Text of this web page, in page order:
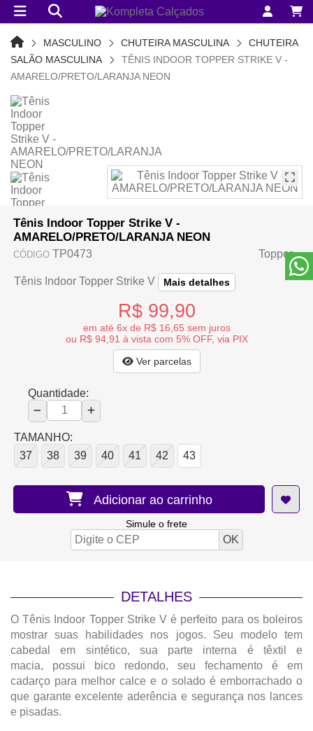
MASCULINO CHUTEIRA MASCULINA
CHUTEIRA
SALÃO MASCULINA
TÊNIS INDOOR TOPPER STRIKE V -
AMARELO/PRETO/LARANJA NEON
Tênis Indoor Topper Strike V -
AMARELO/PRETO/LARANJA NEON
CÓDIGO TP0473 Topper
Tênis Indoor Topper Strike V Mais detalhes
R$ 99,90
em até 6x de R$ 16,65 sem juros
ou R$ 94,91 à vista com 5% OFF, via PIX
Ver parcelas
Quantidade:
TAMANHO:
37
38 39 40 41 42 43
Adicionar ao carrinho
Simule o frete
DETALHES
O Tênis Indoor Topper Strike V é perfeito para os boleiros
mostrar suas habilidades nos jogos. Seu modelo tem
cabedal em sintético, sua parte interna é têxtil e
macia, possui bico redondo, seu fechamento é em
cadarço para melhor calce e o solado é emborrachado o
que garante excelente aderência e segurança nos lances
e pisadas.